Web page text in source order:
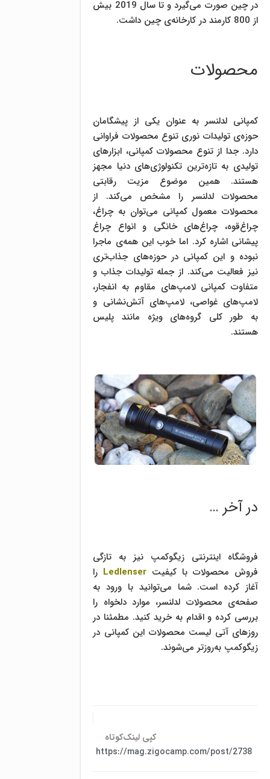
در چین صورت می‌گیرد و تا سال 2019 بیش
از 800 کارمند در کارخانه‌ی چین داشت.
محصولات
کمپانی لدلنسر به عنوان یکی از پیشگامان
حوزه‌ی تولیدات نوری تنوع محصولات فراوانی
دارد. جدا از تنوع محصولات کمپانی، ابزارهای
تولیدی به تازه‌ترین تکنولوژی‌های دنیا مجهز
هستند. همین موضوع مزیت رقابتی
محصولات لدلنسر را مشخص می‌کند. از
محصولات معمول کمپانی می‌توان به چراغ،
چراغ‌قوه، چراغ‌های خانگی و انواع چراغ
پیشانی اشاره کرد. اما خوب این همه‌ی ماجرا
نبوده و این کمپانی در حوزه‌های جذاب‌تری
نیز فعالیت می‌کند. از جمله تولیدات جذاب و
متفاوت کمپانی لامپ‌های مقاوم به انفجار،
لامپ‌های غواصی، لامپ‌های آتش‌نشانی و
به طور کلی گروه‌های ویژه مانند پلیس
هستند.
در آخر …
فروشگاه اینترنتی زیگوکمپ نیز به تازگی
فروش محصولات با کیفیت Ledlenser را
آغاز کرده است. شما می‌توانید با ورود به
صفحه‌ی محصولات لدلنسر، موارد دلخواه را
بررسی کرده و اقدام به خرید کنید. مطمئنا در
روزهای آتی لیست محصولات این کمپانی در
زیگوکمپ به‌روزتر می‌شوند.
کپی لینک‌کوتاه
https://mag.zigocamp.com/post/2738